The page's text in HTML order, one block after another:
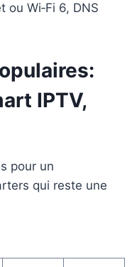
ou Wi‑Fi 6, DNS
IPTV,
pour un
qui reste une